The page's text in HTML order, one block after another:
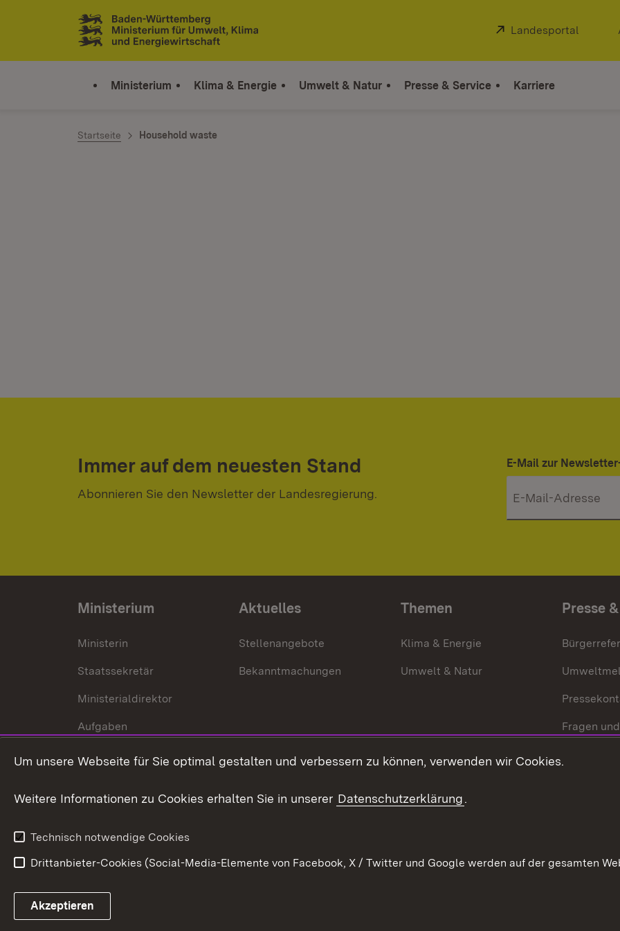
Zum Inhalt springen
Link zur Startseite
Extern:
Landesportal
Ministerium Klima & Energie Umwelt & Natur Presse & Service Karriere
Startseite Household waste
Immer auf dem neuesten Stand
Abonnieren Sie den Newsletter der Landesregierung.
E-Mail zur
Ministerium
Ministerin
Staatssekretär
Ministerialdirektor
Aufgaben
Internationale
Aktuelles
Stellenangebote
Bekanntmachungen
Themen
Klima & Energie
Umwelt & Natur
Presse
Fragen
Link zum Landesportal
Um unsere Webseite für Sie optimal gestalten und verbessern zu können, verwenden wir Cookies.
Weitere Informationen zu Cookies erhalten Sie in unserer Datenschutzerklärung.
Technisch notwendige Cookies
Drittanbieter-Cookies (Social-Media-Elemente von Facebook, X / Twitter und Google werden auf der gesamten
Akzeptieren